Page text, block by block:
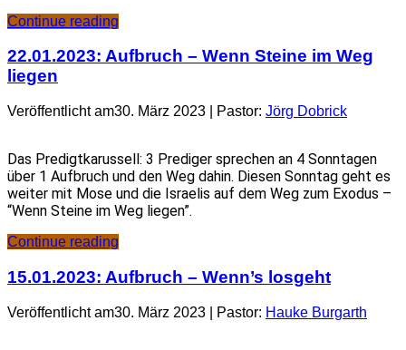
Continue reading
22.01.2023: Aufbruch – Wenn Steine im Weg
liegen
Veröffentlicht am30. März 2023 | Pastor: Jörg Dobrick
Das Predigtkarussell: 3 Prediger sprechen an 4 Sonntagen
über 1 Aufbruch und den Weg dahin. Diesen Sonntag geht es
weiter mit Mose und die Israelis auf dem Weg zum Exodus –
“Wenn Steine im Weg liegen”.
Continue reading
15.01.2023: Aufbruch – Wenn’s losgeht
Veröffentlicht am30. März 2023 | Pastor: Hauke Burgarth